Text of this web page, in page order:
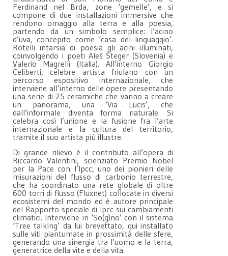
Ferdinand nel Brda, zone ‘gemelle’, e si
compone di due installazioni immersive che
rendono omaggio alla terra e alla poesia,
partendo da un simbolo semplice: l’acino
d’uva, concepito come ‘casa del linguaggio’.
Rotelli intarsia di poesia gli acini illuminati,
coinvolgendo i poeti Aleš Šteger (Slovenia) e
Valerio Magrelli (Italia). All’interno Giorgio
Celiberti, celebre artista friulano con un
percorso espositivo internazionale, che
interviene all’interno delle opere presentando
una serie di 25 ceramiche che vanno a creare
un panorama, una ‘Via Lucis’, che
dall’informale diventa forma naturale. Si
celebra così l’unione e la fusione fra l’arte
internazionale e la cultura del territorio,
tramite il suo artista più illustre.
Di grande rilievo è il contributo all’opera di
Riccardo Valentini, scienziato Premio Nobel
per la Pace con l’Ipcc, uno dei pionieri delle
misurazioni del flusso di carbonio terrestre,
che ha coordinato una rete globale di oltre
600 torri di flusso (Fluxnet) collocate in diversi
ecosistemi del mondo ed è autore principale
del Rapporto speciale di Ipcc sui cambiamenti
climatici. Interviene in ‘So(g)no’ con il sistema
‘Tree talking’ da lui brevettato, qui installato
sulle viti piantumate in prossimità delle sfere,
generando una sinergia tra l’uomo e la terra,
generatrice della vite e della vita.